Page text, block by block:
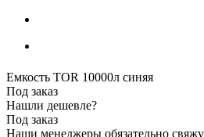
Емкость TOR 10000л синяя
Под заказ
Нашли дешевле?
Под заказ
Наши менеджеры обязательно